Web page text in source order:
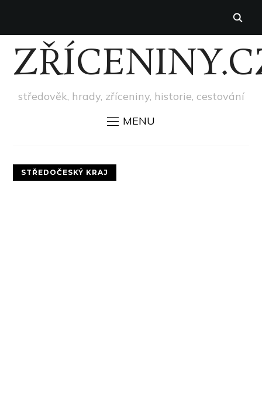
středověk, hrady, zříceniny, historie, cestování
MENU
STŘEDOČESKÝ KRAJ